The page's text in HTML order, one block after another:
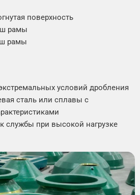
поверхность
рамы
рамы
условий дробления
сталь или сплавы с
службы при высокой нагрузке